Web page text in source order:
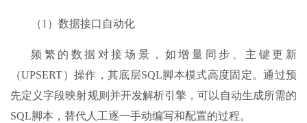
（1）数据接口自动化
频繁的数据对接场景，如增量同步、主键更新
（UPSERT）操作，其底层SQL脚本模式高度固定。通过预
先定义字段映射规则并开发解析引擎，可以自动生成所需的
SQL脚本，替代人工逐一手动编写和配置的过程。